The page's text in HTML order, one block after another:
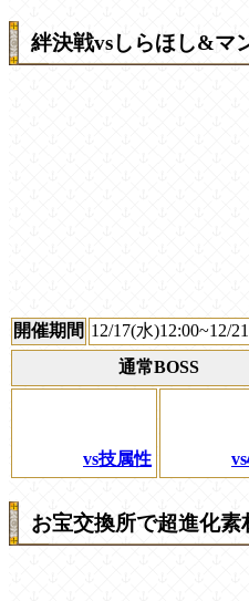
絆決戦vsしらほし&マ
開催期間 12/17(水)12:00~12/
通常BOSS
vs技属性
お宝交換所で超進化素